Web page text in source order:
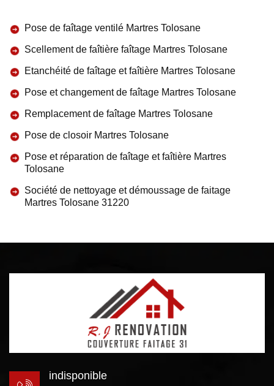
Pose de faîtage ventilé Martres Tolosane
Scellement de faîtière faîtage Martres Tolosane
Etanchéité de faîtage et faîtière Martres Tolosane
Pose et changement de faîtage Martres Tolosane
Remplacement de faîtage Martres Tolosane
Pose de closoir Martres Tolosane
Pose et réparation de faîtage et faîtière Martres
Tolosane
Société de nettoyage et démoussage de faitage
Martres Tolosane 31220
indisponible